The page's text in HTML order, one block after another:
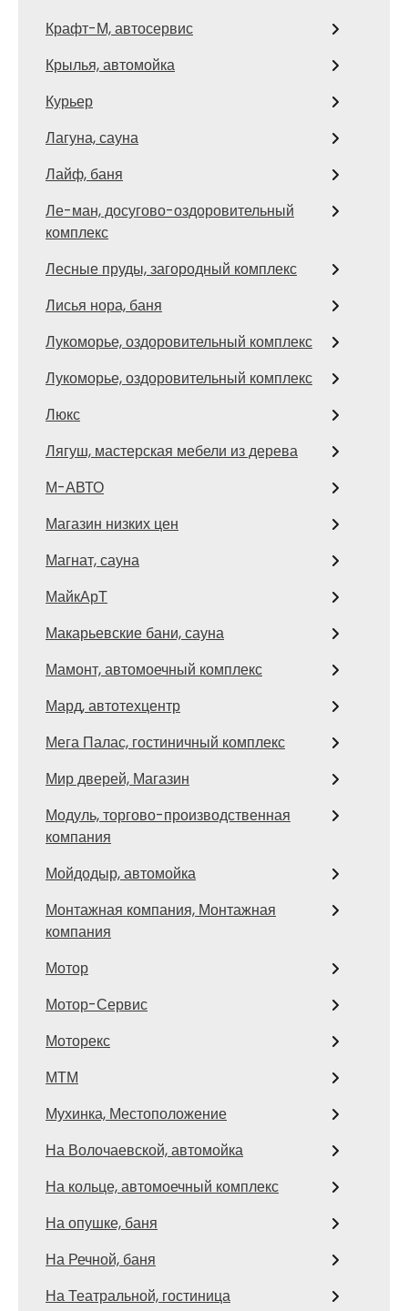
Крафт-М, автосервис
Крылья, автомойка
Курьер
Лагуна, сауна
Лайф, баня
Ле-ман, досугово-оздоровительный
комплекс
Лесные пруды, загородный комплекс
Лисья нора, баня
Лукоморье, оздоровительный комплекс
Лукоморье, оздоровительный комплекс
Люкс
Лягуш, мастерская мебели из дерева
М-АВТО
Магазин низких цен
Магнат, сауна
МайкАрТ
Макарьевские бани, сауна
Мамонт, автомоечный комплекс
Мард, автотехцентр
Мега Палас, гостиничный комплекс
Мир дверей, Магазин
Модуль, торгово-производственная
компания
Мойдодыр, автомойка
Монтажная компания, Монтажная
компания
Мотор
Мотор-Сервис
Моторекс
МТМ
Мухинка, Местоположение
На Волочаевской, автомойка
На кольце, автомоечный комплекс
На опушке, баня
На Речной, баня
На Театральной, гостиница